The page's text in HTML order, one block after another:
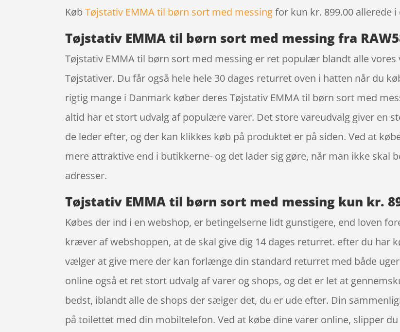
KøbTøjstativ EMMA til børn sort med messingfor kun kr. 899.00 allerede i
Tøjstativ EMMA til børn sort med messing fra
Tøjstativ EMMA til børn sort med messing er ret populær blandt alle
Tøjstativer. Du får også hele hele 30 dages returret oven i hatten når du
rigtig mange i Danmark køber deres Tøjstativ EMMA til børn sort med
altid har et stort udvalg af populære varer. Det store vareudvalg giver en
de leder efter, og der kan klikkes køb på produktet er på siden. Ved at
mere attraktive end i butikkerne- og det lader sig gøre, når man ikke skal
adresser.
Tøjstativ EMMA til børn sort med messing kun kr.
Købes der ind i en webshop, er betingelserne lidt gunstigere, end loven
kræver af webshoppen, at de skal give dig 14 dages returret. efter du har
vælger at give mere der kan forlænge din standard returret med både
online også et ret stort udvalg af varer og shops, og det er let at
bedst, iblandt alle de shops der sælger det, du er ude efter. Din
på toilettet med din mobiltelefon. Ved at købe dine varer online, slipper